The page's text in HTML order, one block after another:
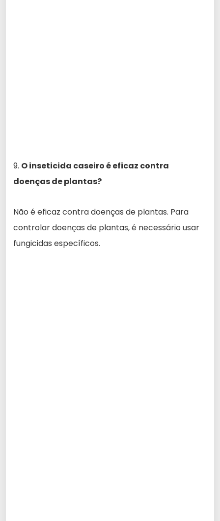
9. O inseticida caseiro é eficaz contra
doenças de plantas?
Não é eficaz contra doenças de plantas. Para
controlar doenças de plantas, é necessário usar
fungicidas específicos.